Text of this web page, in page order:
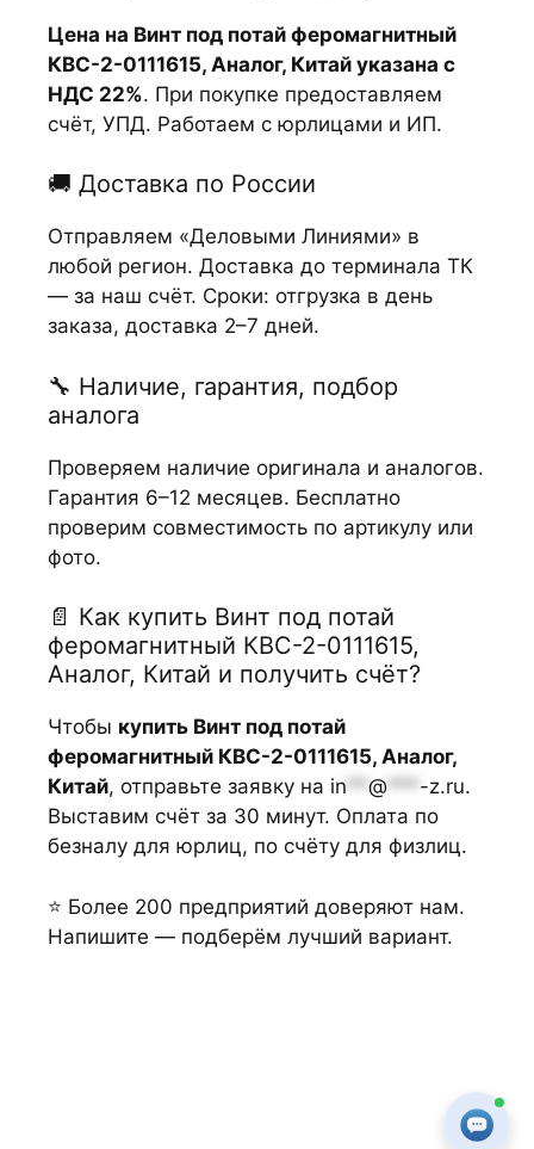
Цена на Винт под потай феромагнитный
КВС-2-0111615, Аналог, Китай указана с
НДС 22%. При покупке предоставляем
счёт, УПД. Работаем с юрлицами и ИП.
🚚 Доставка по России
Отправляем «Деловыми Линиями» в
любой регион. Доставка до терминала ТК
— за наш счёт. Сроки: отгрузка в день
заказа, доставка 2–7 дней.
🔧 Наличие, гарантия, подбор
аналога
Проверяем наличие оригинала и аналогов.
Гарантия 6–12 месяцев. Бесплатно
проверим совместимость по артикулу или
фото.
📄 Как купить Винт под потай
феромагнитный КВС-2-0111615,
Аналог, Китай и получить счёт?
Чтобы купить Винт под потай
феромагнитный КВС-2-0111615, Аналог,
Китай, отправьте заявку на in **@ *** -z.ru.
Выставим счёт за 30 минут. Оплата по
безналу для юрлиц, по счёту для физлиц.
⭐ Более 200 предприятий доверяют нам.
Напишите — подберём лучший вариант.